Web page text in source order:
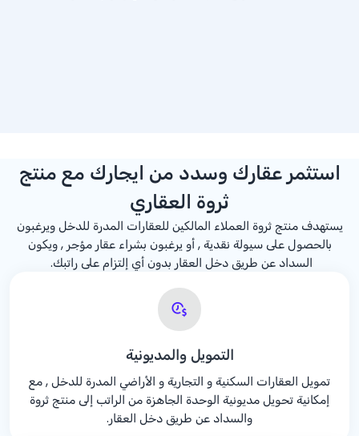
استثمر عقارك وسدد من ايجارك مع منتج
ثروة العقاري
يستهدف منتج ثروة العملاء المالكين للعقارات المدرة للدخل ويرغبون
بالحصول على سيولة نقدية , أو يرغبون بشراء عقار مؤجر , ويكون
السداد عن طريق دخل العقار بدون أي إلتزام على راتبك.
التمويل والمديونية
تمويل العقارات السكنية و التجارية و الأراضي المدرة للدخل , مع
إمكانية تحويل مديونية الوحدة الجاهزة من الراتب إلى منتج ثروة
والسداد عن طريق دخل العقار.